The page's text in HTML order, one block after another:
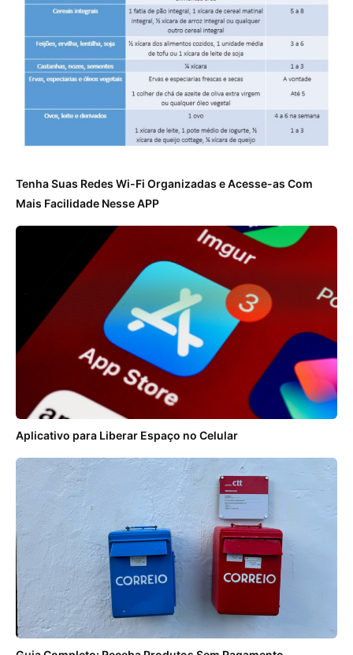
Tenha Suas Redes Wi-Fi Organizadas e Acesse-as Com
Mais Facilidade Nesse APP
Aplicativo para Liberar Espaço no Celular